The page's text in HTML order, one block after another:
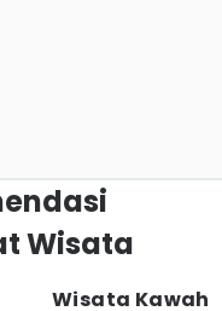
Wisata
Wisata Kawah